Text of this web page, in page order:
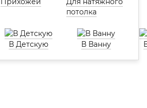
потолка
В Детскую В Ванну